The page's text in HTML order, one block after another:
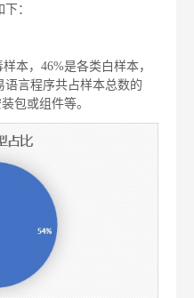
：
本，46%是各类白样本，
言程序共占样本总数的
包或组件等。